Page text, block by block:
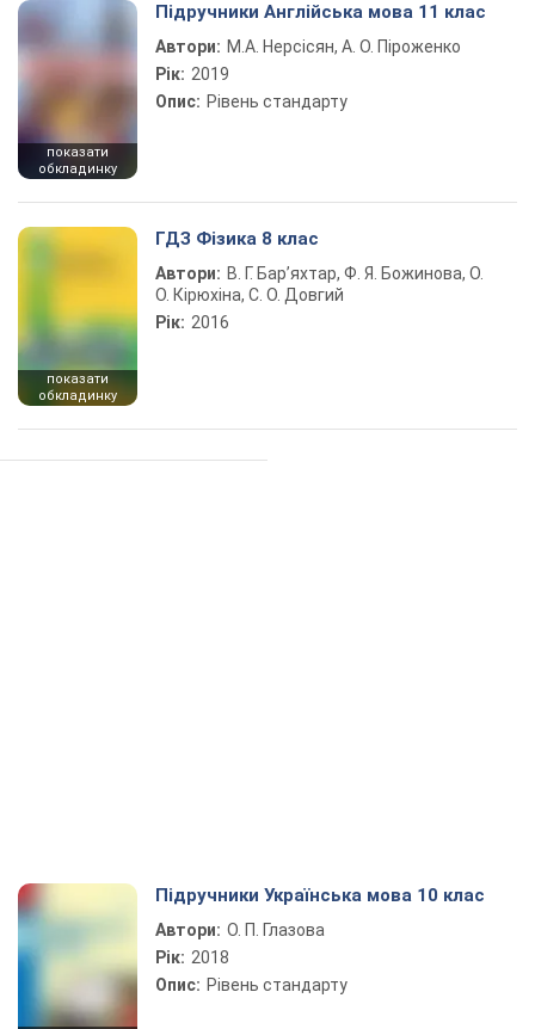
показати
обкладинку
Підручники Англійська мова 11 клас
Автори: М.А. Нерсісян, А. О. Піроженко
Рік: 2019
Опис: Рівень стандарту
показати
обкладинку
ГДЗ Фізика 8 клас
Автори: В. Г. Бар’яхтар, Ф. Я. Божинова, О.
О. Кірюхіна, С. О. Довгий
Рік: 2016
Підручники Українська мова 10 клас
Автори: О. П. Глазова
Рік: 2018
Опис: Рівень стандарту